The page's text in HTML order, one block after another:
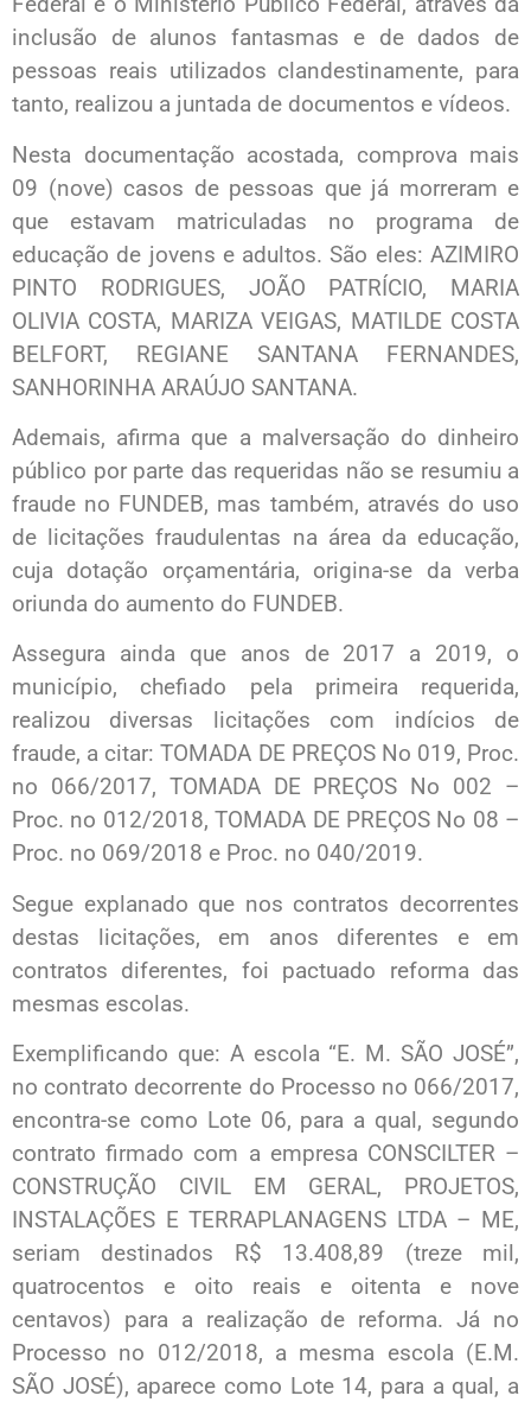
inclusão de alunos fantasmas e de dados de
pessoas reais utilizados clandestinamente, para
tanto, realizou a juntada de documentos e vídeos.
Nesta documentação acostada, comprova mais
09 (nove) casos de pessoas que já morreram e
que estavam matriculadas no programa de
educação de jovens e adultos. São eles: AZIMIRO
PINTO RODRIGUES, JOÃO PATRÍCIO, MARIA
OLIVIA COSTA, MARIZA VEIGAS, MATILDE COSTA
BELFORT, REGIANE SANTANA FERNANDES,
SANHORINHA ARAÚJO SANTANA.
Ademais, afirma que a malversação do dinheiro
público por parte das requeridas não se resumiu a
fraude no FUNDEB, mas também, através do uso
de licitações fraudulentas na área da educação,
cuja dotação orçamentária, origina-se da verba
oriunda do aumento do FUNDEB.
Assegura ainda que anos de 2017 a 2019, o
município, chefiado pela primeira requerida,
realizou diversas licitações com indícios de
fraude, a citar: TOMADA DE PREÇOS No 019, Proc.
no 066/2017, TOMADA DE PREÇOS No 002 –
Proc. no 012/2018, TOMADA DE PREÇOS No 08 –
Proc. no 069/2018 e Proc. no 040/2019.
Segue explanado que nos contratos decorrentes
destas licitações, em anos diferentes e em
contratos diferentes, foi pactuado reforma das
mesmas escolas.
Exemplificando que: A escola “E. M. SÃO JOSÉ”,
no contrato decorrente do Processo no 066/2017,
encontra-se como Lote 06, para a qual, segundo
contrato firmado com a empresa CONSCILTER –
CONSTRUÇÃO CIVIL EM GERAL, PROJETOS,
INSTALAÇÕES E TERRAPLANAGENS LTDA – ME,
seriam destinados R$ 13.408,89 (treze mil,
quatrocentos e oito reais e oitenta e nove
centavos) para a realização de reforma. Já no
Processo no 012/2018, a mesma escola (E.M.
SÃO JOSÉ), aparece como Lote 14, para a qual, a